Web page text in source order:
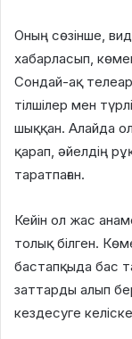
Оның сөзінше,
хабарласып,
Сондай-ақ
тілшілер мен
шыққан. Алайда
қарап, әйелдің
таратпаған.
Кейін ол жас
толық білген.
бастапқыда бас
заттарды алып
кездесуге